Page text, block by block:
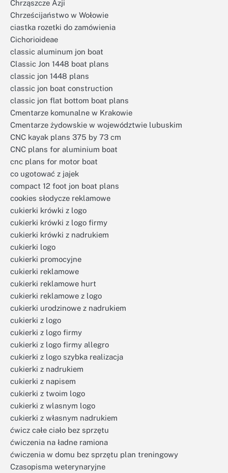
Chrząszcze Azji
Chrześcijaństwo w Wołowie
ciastka rozetki do zamówienia
Cichorioideae
classic aluminum jon boat
Classic Jon 1448 boat plans
classic jon 1448 plans
classic jon boat construction
classic jon flat bottom boat plans
Cmentarze komunalne w Krakowie
Cmentarze żydowskie w województwie lubuskim
CNC kayak plans 375 by 73 cm
CNC plans for aluminium boat
cnc plans for motor boat
co ugotować z jajek
compact 12 foot jon boat plans
cookies słodycze reklamowe
cukierki krówki z logo
cukierki krówki z logo firmy
cukierki krówki z nadrukiem
cukierki logo
cukierki promocyjne
cukierki reklamowe
cukierki reklamowe hurt
cukierki reklamowe z logo
cukierki urodzinowe z nadrukiem
cukierki z logo
cukierki z logo firmy
cukierki z logo firmy allegro
cukierki z logo szybka realizacja
cukierki z nadrukiem
cukierki z napisem
cukierki z twoim logo
cukierki z wlasnym logo
cukierki z własnym nadrukiem
ćwicz całe ciało bez sprzętu
ćwiczenia na ładne ramiona
ćwiczenia w domu bez sprzętu plan treningowy
Czasopisma weterynaryjne